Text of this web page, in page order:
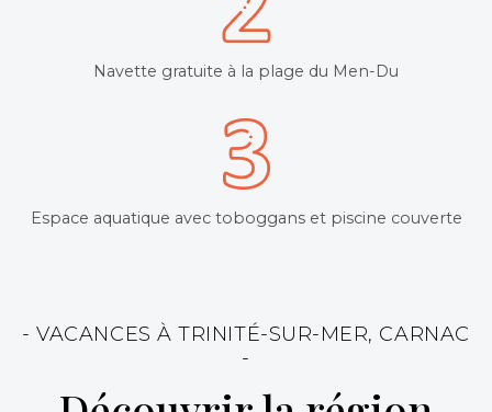
Navette gratuite à la plage du Men-Du
Espace aquatique avec toboggans et piscine couverte
- VACANCES À TRINITÉ-SUR-MER, CARNAC
-